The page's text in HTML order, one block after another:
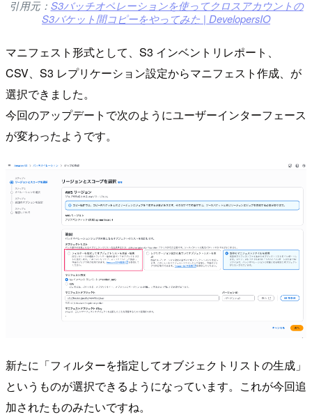
引用元： S3バッチオペレーションを使ってクロスアカウントの
S3バケット間コピーをやってみた | DevelopersIO
マニフェスト形式として、S3 インベントリレポート、
CSV、S3 レプリケーション設定からマニフェスト作成、が
選択できました。
今回のアップデートで次のようにユーザーインターフェース
が変わったようです。
新たに「フィルターを指定してオブジェクトリストの生成」
というものが選択できるようになっています。これが今回追
加されたものみたいですね。